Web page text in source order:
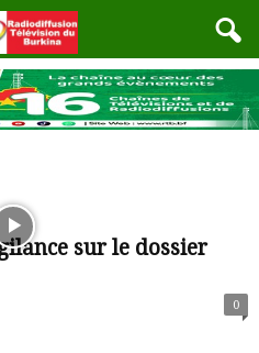
sur le dossier
0